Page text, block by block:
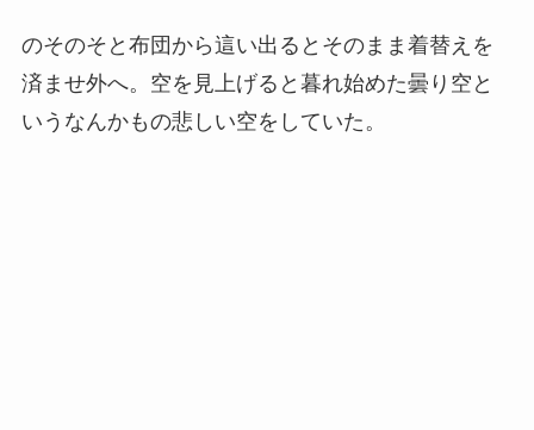
のそのそと布団から這い出るとそのまま着替えを
済ませ外へ。空を見上げると暮れ始めた曇り空と
いうなんかもの悲しい空をしていた。